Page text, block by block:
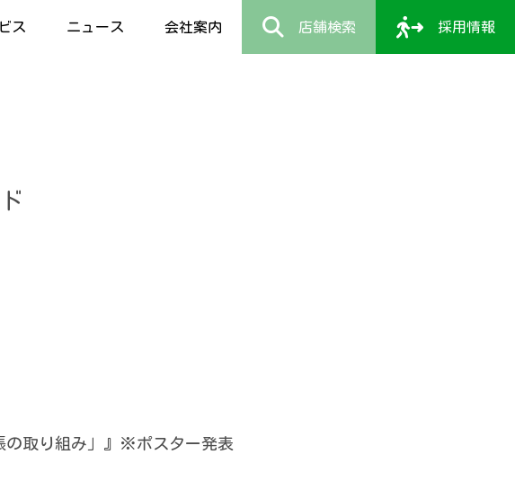
ス ニュース 会社案内 店舗検索 採用情報
の取り組み」』※ポスター発表